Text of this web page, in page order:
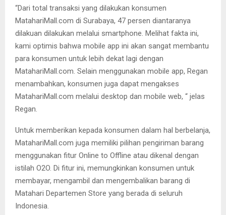
“Dari total transaksi yang dilakukan konsumen
MatahariMall.com di Surabaya, 47 persen diantaranya
dilakuan dilakukan melalui smartphone. Melihat fakta ini,
kami optimis bahwa mobile app ini akan sangat membantu
para konsumen untuk lebih dekat lagi dengan
MatahariMall.com. Selain menggunakan mobile app, Regan
menambahkan, konsumen juga dapat mengakses
MatahariMall.com melalui desktop dan mobile web, “ jelas
Regan.
Untuk memberikan kepada konsumen dalam hal berbelanja,
MatahariMall.com juga memiliki pilihan pengiriman barang
menggunakan fitur Online to Offline atau dikenal dengan
istilah O2O. Di fitur ini, memungkinkan konsumen untuk
membayar, mengambil dan mengembalikan barang di
Matahari Departemen Store yang berada di seluruh
Indonesia.